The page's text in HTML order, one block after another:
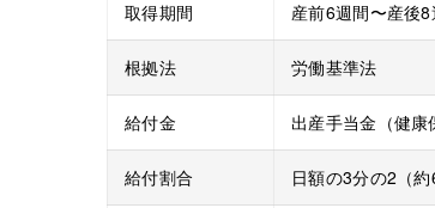
取得期間 産前6週間〜産後8
根拠法 労働基準法
給付金 出産手当金（健康
給付割合 日額の3分の2（約